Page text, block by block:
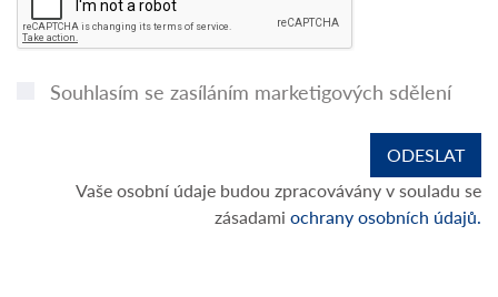
Souhlasím se zasíláním marketigových sdělení
Vaše osobní údaje budou zpracovávány v souladu se
zásadami ochrany osobních údajů.